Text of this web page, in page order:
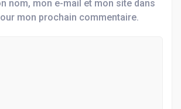
nom, mon e-mail et mon site dans
mon prochain commentaire.